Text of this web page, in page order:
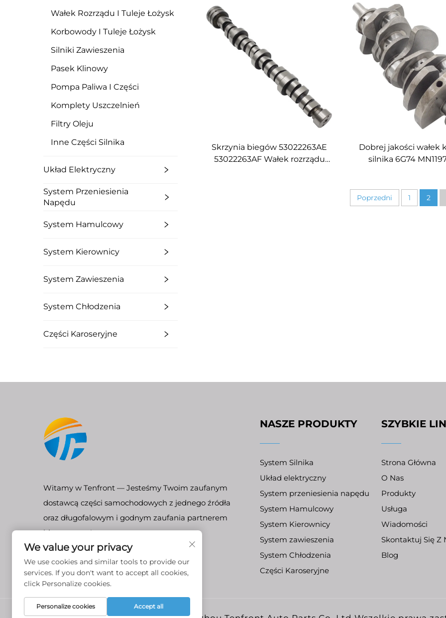
Wałek Rozrządu I Tuleje Łożysk
Korbowody I Tuleje Łożysk
Silniki Zawieszenia
Pasek Klinowy
Pompa Paliwa I Części
Komplety Uszczelnień
Filtry Oleju
Inne Części Silnika
Układ Elektryczny
System Przeniesienia
Napędu
System Hamulcowy
System Kierownicy
System Zawieszenia
System Chłodzenia
Części Karoseryjne
CIVIC FIT Saloon ODYSSEY
Skrzynia biegów 53022263AE
53022263AF Wałek rozrządu
Dobrej jakości wałek
silnika 6G74
Poprzedni 1 2
Witamy w Tenfront — Jesteśmy Twoim zaufanym
dostawcą części samochodowych z jednego źródła
oraz długofalowym i godnym zaufania partnerem
biznesowym!
NASZE PRODUKTY
System Silnika
Układ elektryczny
System przeniesienia napędu
System Hamulcowy
System Kierownicy
System zawieszenia
System Chłodzenia
Części Karoseryjne
SZYBKIE
Strona Główna
O Nas
Produkty
Usługa
Wiadomości
Skontaktuj Się Z
Blog
We value your privacy
We use cookies and similar tools to provide our
services. If you don't want to accept all cookies,
click Personalize cookies.
Personalize cookies Accept all